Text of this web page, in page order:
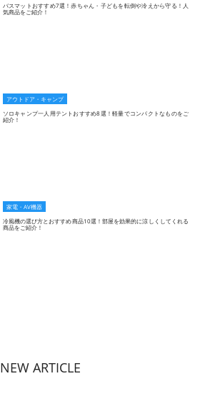
バスマットおすすめ7選！赤ちゃん・子どもを転倒や冷えから守る！人
気商品をご紹介！
アウトドア・キャンプ
ソロキャンプ一人用テントおすすめ8選！軽量でコンパクトなものをご
紹介！
家電・AV機器
冷風機の選び方とおすすめ商品10選！部屋を効果的に涼しくしてくれる
商品をご紹介！
NEW ARTICLE